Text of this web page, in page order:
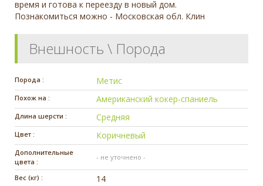
время и готова к переезду в новый дом.
Познакомиться можно - Московская обл. Клин
Внешность \ Порода
Порода : Метис
Похож на : Американский кокер-спаниель
Длина шерсти : Средняя
Цвет : Коричневый
Дополнительные
цвета :
- не уточнено -
Вес (кг) : 14